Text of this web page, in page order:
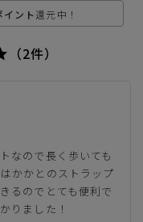
—
カートに入れる
イント還元中！
（2件）
なので長く歩いても
かかとのストラップ
るのでとても便利で
りました！